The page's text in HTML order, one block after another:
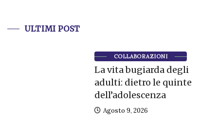
ULTIMI POST
COLLABORAZIONI
La vita bugiarda degli
adulti: dietro le quinte
dell’adolescenza
Agosto 9, 2026